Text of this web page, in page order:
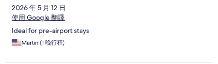
2026 年 5 月 12 日
使用 Google 翻譯
Ideal for pre-airport stays
Martin (1 晚行程)